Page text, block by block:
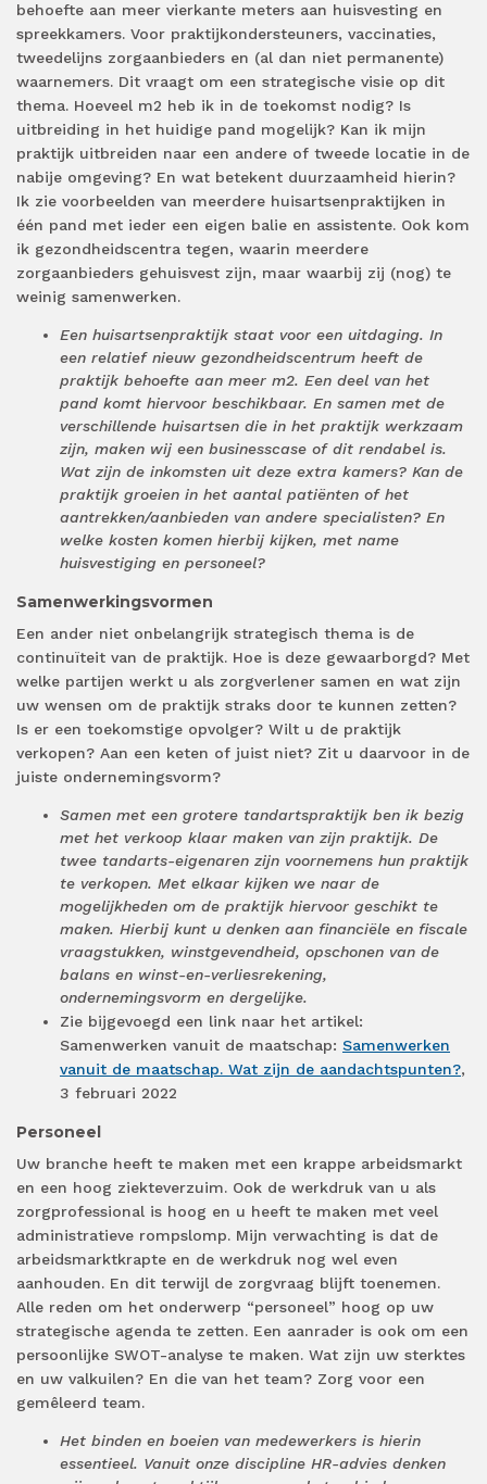
behoefte aan meer vierkante meters aan huisvesting en
spreekkamers. Voor praktijkondersteuners, vaccinaties,
tweedelijns zorgaanbieders en (al dan niet permanente)
waarnemers. Dit vraagt om een strategische visie op dit
thema. Hoeveel m2 heb ik in de toekomst nodig? Is
uitbreiding in het huidige pand mogelijk? Kan ik mijn
praktijk uitbreiden naar een andere of tweede locatie in de
nabije omgeving? En wat betekent duurzaamheid hierin?
Ik zie voorbeelden van meerdere huisartsenpraktijken in
één pand met ieder een eigen balie en assistente. Ook kom
ik gezondheidscentra tegen, waarin meerdere
zorgaanbieders gehuisvest zijn, maar waarbij zij (nog) te
weinig samenwerken.
Een huisartsenpraktijk staat voor een uitdaging. In
een relatief nieuw gezondheidscentrum heeft de
praktijk behoefte aan meer m2. Een deel van het
pand komt hiervoor beschikbaar. En samen met de
verschillende huisartsen die in het praktijk werkzaam
zijn, maken wij een businesscase of dit rendabel is.
Wat zijn de inkomsten uit deze extra kamers? Kan de
praktijk groeien in het aantal patiënten of het
aantrekken/aanbieden van andere specialisten? En
welke kosten komen hierbij kijken, met name
huisvestiging en personeel?
Samenwerkingsvormen
Een ander niet onbelangrijk strategisch thema is de
continuïteit van de praktijk. Hoe is deze gewaarborgd? Met
welke partijen werkt u als zorgverlener samen en wat zijn
uw wensen om de praktijk straks door te kunnen zetten?
Is er een toekomstige opvolger? Wilt u de praktijk
verkopen? Aan een keten of juist niet? Zit u daarvoor in de
juiste ondernemingsvorm?
Samen met een grotere tandartspraktijk ben ik bezig
met het verkoop klaar maken van zijn praktijk. De
twee tandarts-eigenaren zijn voornemens hun praktijk
te verkopen. Met elkaar kijken we naar de
mogelijkheden om de praktijk hiervoor geschikt te
maken. Hierbij kunt u denken aan financiële en fiscale
vraagstukken, winstgevendheid, opschonen van de
balans en winst-en-verliesrekening,
ondernemingsvorm en dergelijke.
Zie bijgevoegd een link naar het artikel:
Samenwerken vanuit de maatschap: Samenwerken
vanuit de maatschap. Wat zijn de aandachtspunten?,
3 februari 2022
Personeel
Uw branche heeft te maken met een krappe arbeidsmarkt
en een hoog ziekteverzuim. Ook de werkdruk van u als
zorgprofessional is hoog en u heeft te maken met veel
administratieve rompslomp. Mijn verwachting is dat de
arbeidsmarktkrapte en de werkdruk nog wel even
aanhouden. En dit terwijl de zorgvraag blijft toenemen.
Alle reden om het onderwerp “personeel” hoog op uw
strategische agenda te zetten. Een aanrader is ook om een
persoonlijke SWOT-analyse te maken. Wat zijn uw sterktes
en uw valkuilen? En die van het team? Zorg voor een
gemêleerd team.
Het binden en boeien van medewerkers is hierin
essentieel. Vanuit onze discipline HR-advies denken